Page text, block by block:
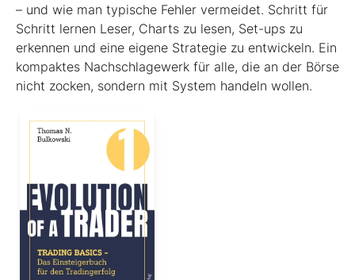
– und wie man typische Fehler vermeidet. Schritt für
Schritt lernen Leser, Charts zu lesen, Set-ups zu
erkennen und eine eigene Strategie zu entwickeln. Ein
kompaktes Nachschlagewerk für alle, die an der Börse
nicht zocken, sondern mit System handeln wollen.